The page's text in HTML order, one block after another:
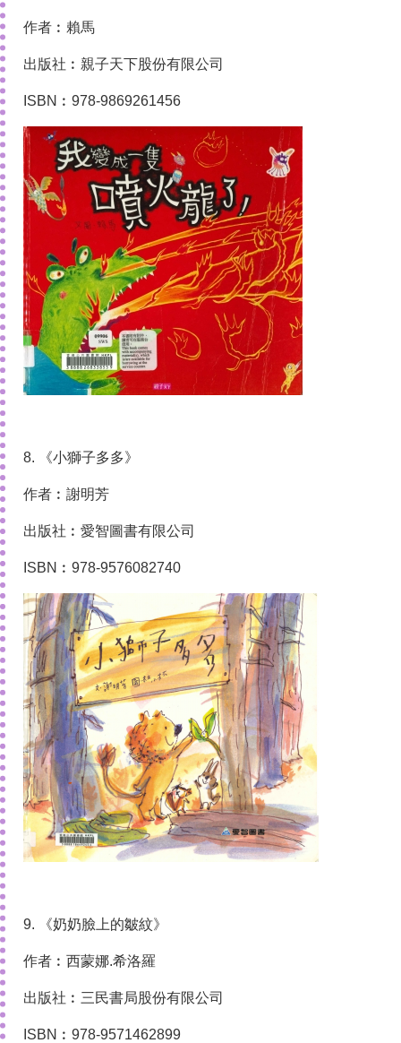
作者︰賴馬
出版社︰親子天下股份有限公司
ISBN︰978-9869261456
8. 《小獅子多多》
作者︰謝明芳
出版社︰愛智圖書有限公司
ISBN︰978-9576082740
9. 《奶奶臉上的皺紋》
作者︰西蒙娜.希洛羅
出版社︰三民書局股份有限公司
ISBN︰978-9571462899